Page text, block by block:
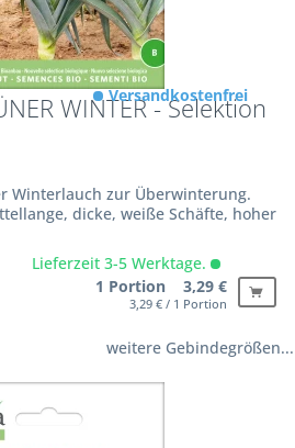
WINTER - Selektion
Winterlauch zur Überwinterung.
dicke, weiße Schäfte, hoher
Versandkostenfrei
Lieferzeit 3-5 Werktage.
1 Portion 3,29 €
3,29 € / 1 Portion
weitere Gebindegrößen...